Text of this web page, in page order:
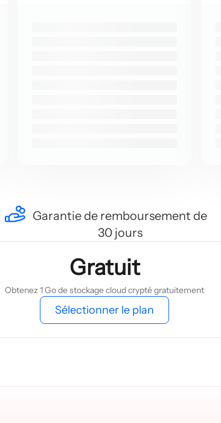
Garantie de remboursement de
30 jours
Gratuit
Obtenez 1 Go de stockage cloud crypté gratuitement
Sélectionner le plan